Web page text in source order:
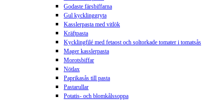
Godaste färsbiffarna
Gul kycklinggryta
Kasslerpasta med vitlök
Kräftpasta
Kycklingfilé med fetaost och soltorkade tomater i tomatsås
Mager kasslerpasta
Morotsbiffar
Nötlax
Paprikasås till pasta
Pastarullar
Potatis- och blomkålssoppa